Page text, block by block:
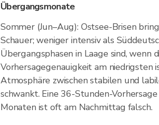
Übergangsmonate
Sommer (Jun–Aug): Ostsee-Brisen
Schauer; weniger intensiv als
Übergangsphasen in Laage sind, wenn
Vorhersagegenauigkeit am niedrigsten
Atmosphäre zwischen stabilen und
schwankt. Eine 36-Stunden-Vorhersage
Monaten ist oft am Nachmittag falsch.